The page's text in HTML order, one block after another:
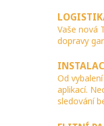
Vaše nová
dopravy
Od
aplikací.
sledování